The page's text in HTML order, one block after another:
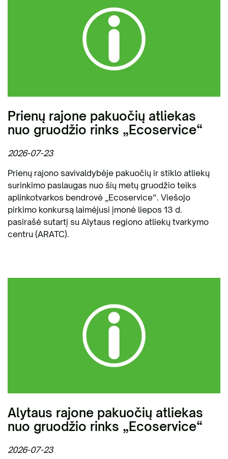
Prienų rajone pakuočių atliekas
nuo gruodžio rinks „Ecoservice“
2026-07-23
Prienų rajono savivaldybėje pakuočių ir stiklo atliekų
surinkimo paslaugas nuo šių metų gruodžio teiks
aplinkotvarkos bendrovė „Ecoservice“. Viešojo
pirkimo konkursą laimėjusi įmonė liepos 13 d.
pasirašė sutartį su Alytaus regiono atliekų tvarkymo
centru (ARATC).
Alytaus rajone pakuočių atliekas
nuo gruodžio rinks „Ecoservice“
2026-07-23